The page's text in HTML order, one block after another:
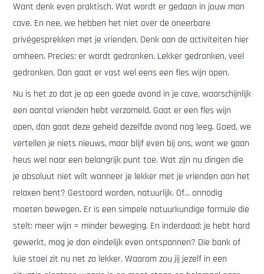
Want denk even praktisch. Wat wordt er gedaan in jouw man
cave. En nee, we hebben het niet over de oneerbare
privégesprekken met je vrienden. Denk aan de activiteiten hier
omheen. Precies: er wordt gedronken. Lekker gedronken, veel
gedronken. Dan gaat er vast wel eens een fles wijn open.
Nu is het zo dat je op een goede avond in je cave, waarschijnlijk
een aantal vrienden hebt verzameld. Gaat er een fles wijn
open, dan gaat deze geheid dezelfde avond nog leeg. Goed, we
vertellen je niets nieuws, maar blijf even bij ons, want we gaan
heus wel naar een belangrijk punt toe. Wat zijn nu dingen die
je absoluut niet wilt wanneer je lekker met je vrienden aan het
relaxen bent? Gestoord worden, natuurlijk. Of… onnodig
moeten bewegen. Er is een simpele natuurkundige formule die
stelt: meer wijn = minder beweging. En inderdaad: je hebt hard
gewerkt, mag je dan eindelijk even ontspannen? Die bank of
luie stoel zit nu net zo lekker. Waarom zou jij jezelf in een